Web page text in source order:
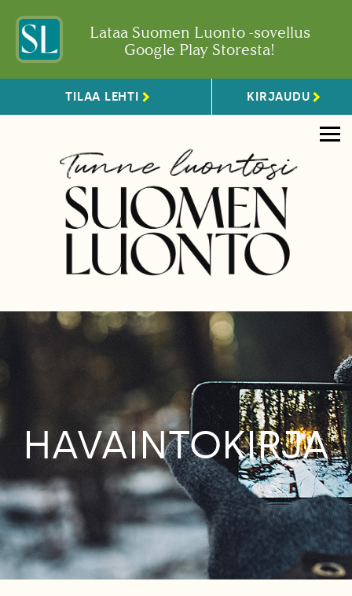
Lataa Suomen Luonto -sovellus
Google Play Storesta!
TILAA LEHTI KIRJAUDU
HAVAINTOKIRJA